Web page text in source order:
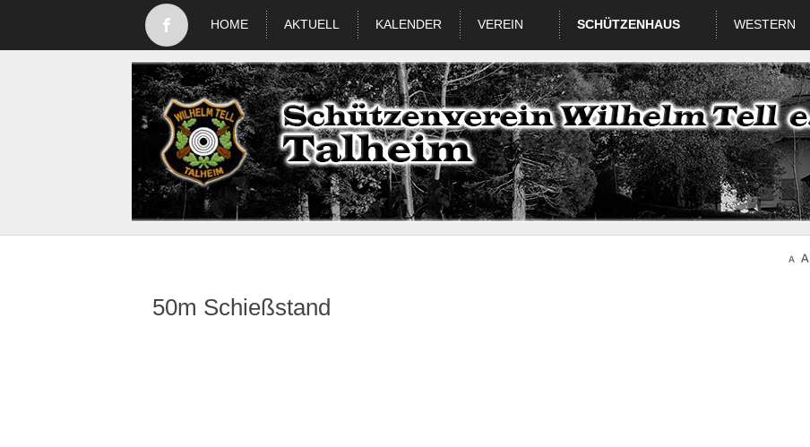
HOME AKTUELL KALENDER VEREIN SCHÜTZENHAUS WESTERN
50m Schießstand